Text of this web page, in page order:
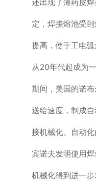
定，焊接熔池受
提高，使手工电
从20年代起成为
期间，美国的诺
送给速度，制成
接机械化、自动
宾诺夫发明使用
机械化得到进一